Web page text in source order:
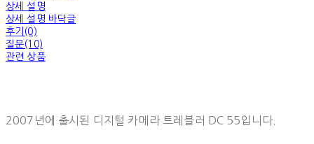
상세 설명
상세 설명 바닥글
후기(0)
질문(10)
관련 상품
2007년에 출시된 디지털 카메라 트레블러 DC 55입니다.